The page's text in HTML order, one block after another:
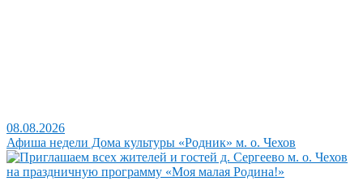
08.08.2026
Афиша недели Дома культуры «Родник» м. о. Чехов